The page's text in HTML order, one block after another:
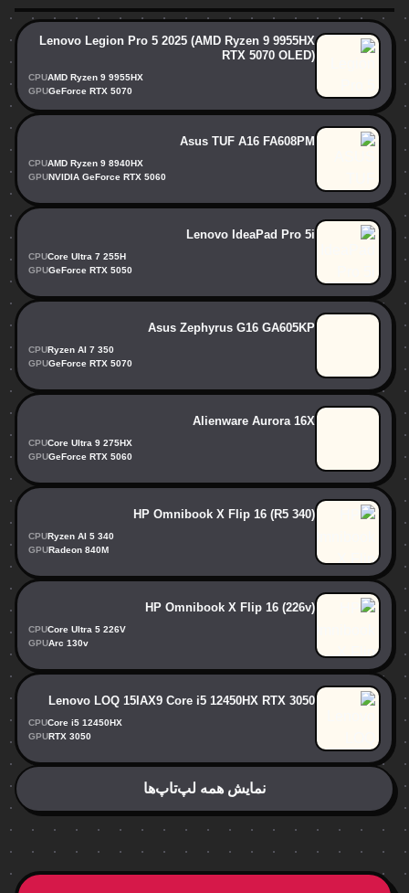
Lenovo Legion Pro 5 2025 (AMD Ryzen 9 9955HX
RTX 5070 OLED)
CPUAMD Ryzen 9 9955HX
GPUGeForce RTX 5070
Asus TUF A16 FA608PM
CPUAMD Ryzen 9 8940HX
GPUNVIDIA GeForce RTX 5060
Lenovo IdeaPad Pro 5i
CPUCore Ultra 7 255H
GPUGeForce RTX 5050
Asus Zephyrus G16 GA605KP
CPURyzen AI 7 350
GPUGeForce RTX 5070
Alienware Aurora 16X
CPUCore Ultra 9 275HX
GPUGeForce RTX 5060
HP Omnibook X Flip 16 (R5 340)
CPURyzen AI 5 340
GPURadeon 840M
HP Omnibook X Flip 16 (226v)
CPUCore Ultra 5 226V
GPUArc 130v
Lenovo LOQ 15IAX9 Core i5 12450HX RTX 3050
CPUCore i5 12450HX
GPURTX 3050
نمایش همه لپ‌تاپ‌ها